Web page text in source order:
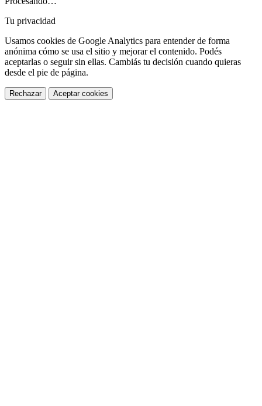
Tu privacidad
Usamos cookies de Google Analytics para entender de forma
anónima cómo se usa el sitio y mejorar el contenido. Podés
aceptarlas o seguir sin ellas. Cambiás tu decisión cuando quieras
desde el pie de página.
Rechazar Aceptar cookies